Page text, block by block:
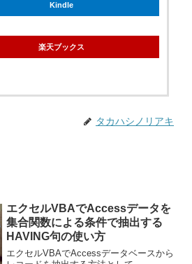
Kindle
楽天ブックス
タカハシノリアキ
エクセルVBAでAccessデータを
集合関数による条件で抽出する
HAVING句の使い方
エクセルVBAでAccessデータベースから